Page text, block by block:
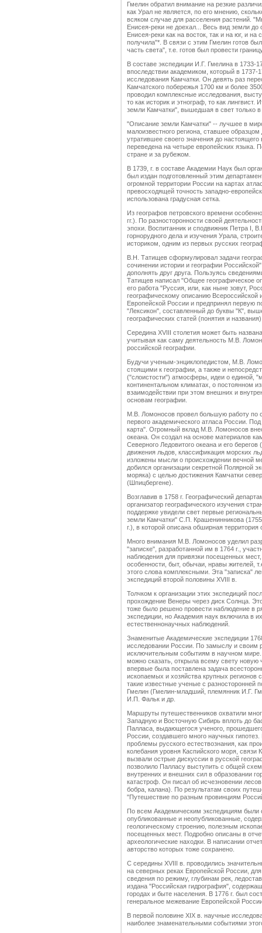
Гмелин обратил внимание на резкие
как Урал не является, по его мнению,
всяком случае для расселения растений.
Енисея-реки не доехал... Весь вид земли
Енисея-реки как на восток, так и на юг, и
получила"*. В связи с этим Гмелин готов
часть света", т.е. готов был провести
В составе экспедиции И.Г. Гмелина в 1733-
впоследствии академиком, который в 1737-
исследования Камчатки. Он девять раз
Камчатского побережья 1700 км и более
проводил комплексные исследования,
то как историк и этнограф, то как
земли Камчатки", вышедшая в свет только в
"Описание земли Камчатки" -- лучшее в
малоизвестного региона, ставшее
утратившее своего значения до
переведена на четыре европейских языка.
стране и за рубежом.
В 1739, г. в составе Академии Наук был
был издан подготовленный этим
огромной территории России на картах
превосходящей точность западно-
использована градусная сетка.
Из географов петровского времени
гг.). По разносторонности своей
эпохи. Воспитанник и сподвижник Петра I,
горнорудного дела и изучения Урала,
историком, одним из первых русских
В.Н. Татищев сформулировал задачи
сочинении истории и географии
дополнять друг друга. Пользуясь
Татищев написал "Общее географическое
его работа "Руссия, или, как ныне зовут,
географическому описанию
Европейской России и предпринял первую
"Лексикон", составленный до буквы "К",
географических статей (понятия и
Середина XVIII столетия может быть
учитывая как саму деятельность М.В.
российской географии.
Будучи ученым-энциклопедистом, М.В.
стоящими к географии, а также и
("слоистости") атмосферы, идеи о единой,
континентальном климатах, о постоянном
взаимодействии при этом внешних и
основам географии.
М.В. Ломоносов провел большую работу по
первого академического атласа России.
карта". Огромный вклад М.В. Ломоносов
океана. Он создал на основе материалов
Северного Ледовитого океана и его
движения льдов, классификация морских
изложены мысли о происхождении вечной
добился организации секретной Полярной
моряка) с целью достижения Камчатки
(Шпицбергене).
Возглавив в 1758 г. Географический
организатор географического изучения
поддержке увидели свет первые
земли Камчатки" С.П. Крашенинникова
г.), в которой описана обширная территория
Много внимания М.В. Ломоносов уделил
"записке", разработанной им в 1764 г.,
наблюдения для привязки посещенных
особенности, быт, обычаи, нравы жителей,
этого слова комплексными. Эта "записка"
экспедиций второй половины XVIII в.
Толчком к организации этих экспедиций
прохождение Венеры через диск Солнца.
тоже было решено провести наблюдение в
экспедиции, но Академия наук включила в
естественнонаучных наблюдений.
Знаменитые Академические экспедиции
исследовании России. По замыслу и своим
исключительным событиям в научном мире.
можно сказать, открыла всему свету
впервые была поставлена задача
ископаемых и хозяйства крупных регионов
такие известные ученые с разносторонней
Гмелин (Гмелин-младший, племянник И.Г.
И.П. Фальк и др.
Маршруты путешественников охватили
Западную и Восточную Сибирь вплоть до
Палласа, выдающегося ученого,
России, создавшего много научных
проблемы русского естествознания, как
колебания уровня Каспийского моря,
вызвали острые дискуссии в русской
позволило Палласу выступить с общей
внутренних и внешних сил в образовании
катастроф. Он писал об исчезновении
бобра, калана). По результатам своих
"Путешествие по разным провинциям
По всем Академическим экспедициям были
опубликованные и неопубликованные,
геологическому строению, полезным
посещенных мест. Подробно описаны в
археологические находки. В написании
авторство которых тоже сохранено.
С середины XVIII в. проводились
на северных реках Европейской России,
сведения по режиму, глубинам рек,
издана "Российская гидрография",
городах и быте населения. В 1776 г. был
генеральное межевание Европейской
В первой половине XIX в. научные
наиболее знаменательными событиями